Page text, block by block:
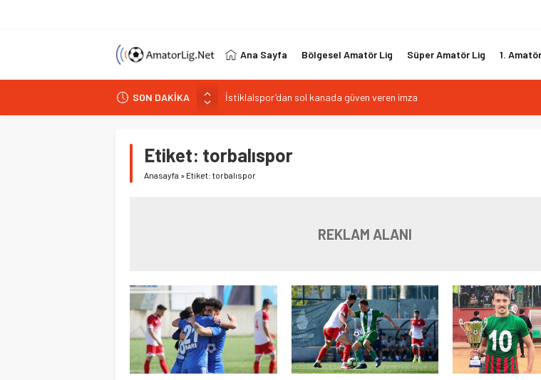
Ana Sayfa Bölgesel Amatör Lig Süper Amatör Lig 1.
SON DAKİKA
İstiklalspor’dan sol kanada güven veren imza
Paşabahçespor’da sportif direktörlük görevine Mehmet Şahin getirildi
Kuzeyin Kaplanları Kaygısız ile yeniden
Etiket: torbalıspor
Anasayfa » Etiket: torbalıspor
REKLAM ALANI